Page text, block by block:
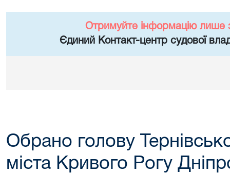
Отримуйте інформацію лише
Єдиний Контакт-центр судової
Обрано голову
міста Кривого Рогу